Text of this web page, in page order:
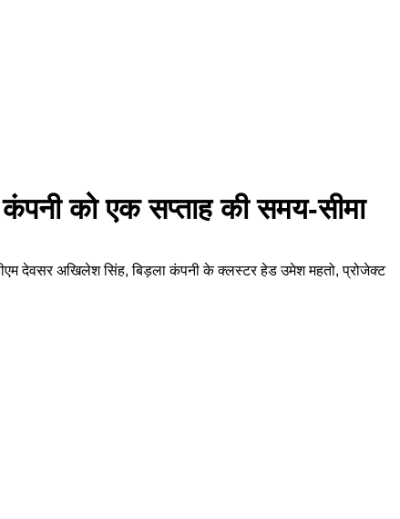
को एक सप्ताह की समय-सीमा
देवसर अखिलेश सिंह, बिड़ला कंपनी के क्लस्टर हेड उमेश महतो, प्रोजेक्ट